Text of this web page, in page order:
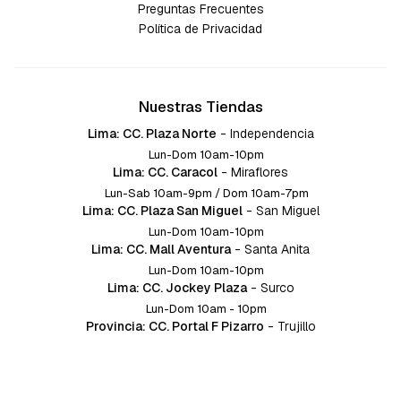
Preguntas Frecuentes
Política de Privacidad
Nuestras Tiendas
Lima: CC. Plaza Norte - Independencia
Lun-Dom 10am-10pm
Lima: CC. Caracol - Miraflores
Lun-Sab 10am-9pm / Dom 10am-7pm
Lima: CC. Plaza San Miguel - San Miguel
Lun-Dom 10am-10pm
Lima: CC. Mall Aventura - Santa Anita
Lun-Dom 10am-10pm
Lima: CC. Jockey Plaza - Surco
Lun-Dom 10am - 10pm
Provincia: CC. Portal F Pizarro - Trujillo